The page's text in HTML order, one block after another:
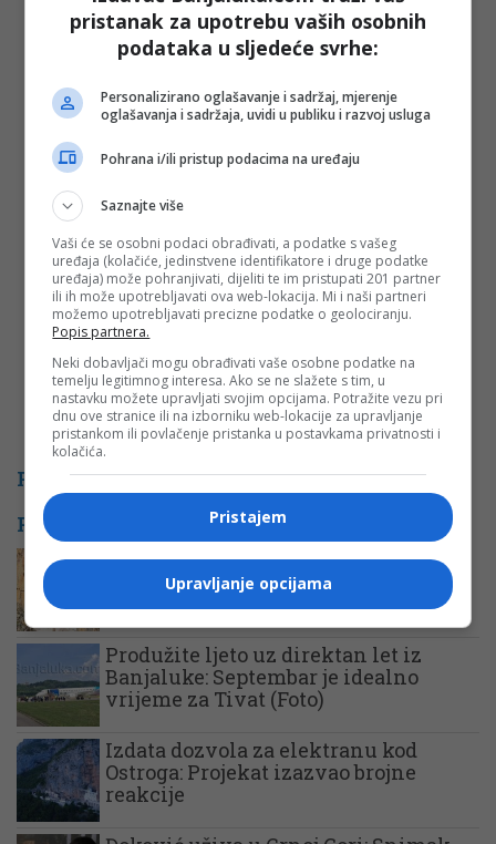
obavezna!
Email
Komentar
PROMO
POVEZANE VIJESTI
Mitropolija traži preispitivanje
lokacije solarne elektrane kod
Ostroga
Produžite ljeto uz direktan let iz
Banjaluke: Septembar je idealno
vrijeme za Tivat (Foto)
Izdata dozvola za elektranu kod
Ostroga: Projekat izazvao brojne
reakcije
pristanak za upotrebu vaših osobnih
podataka u sljedeće svrhe:
Personalizirano oglašavanje i sadržaj, mjerenje
oglašavanja i sadržaja, uvidi u publiku i razvoj usluga
Pohrana i/ili pristup podacima na uređaju
Saznajte više
Vaši će se osobni podaci obrađivati, a podatke s vašeg
uređaja (kolačiće, jedinstvene identifikatore i druge podatke
uređaja) može pohranjivati, dijeliti te im pristupati 201 partner
ili ih može upotrebljavati ova web-lokacija. Mi i naši partneri
možemo upotrebljavati precizne podatke o geolociranju.
Popis partnera.
Neki dobavljači mogu obrađivati vaše osobne podatke na
temelju legitimnog interesa. Ako se ne slažete s tim, u
nastavku možete upravljati svojim opcijama. Potražite vezu pri
dnu ove stranice ili na izborniku web-lokacije za upravljanje
pristankom ili povlačenje pristanka u postavkama privatnosti i
kolačića.
Pristajem
Upravljanje opcijama